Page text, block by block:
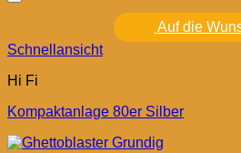
Auf die
Schnellansicht
Hi Fi
Kompaktanlage 80er Silber